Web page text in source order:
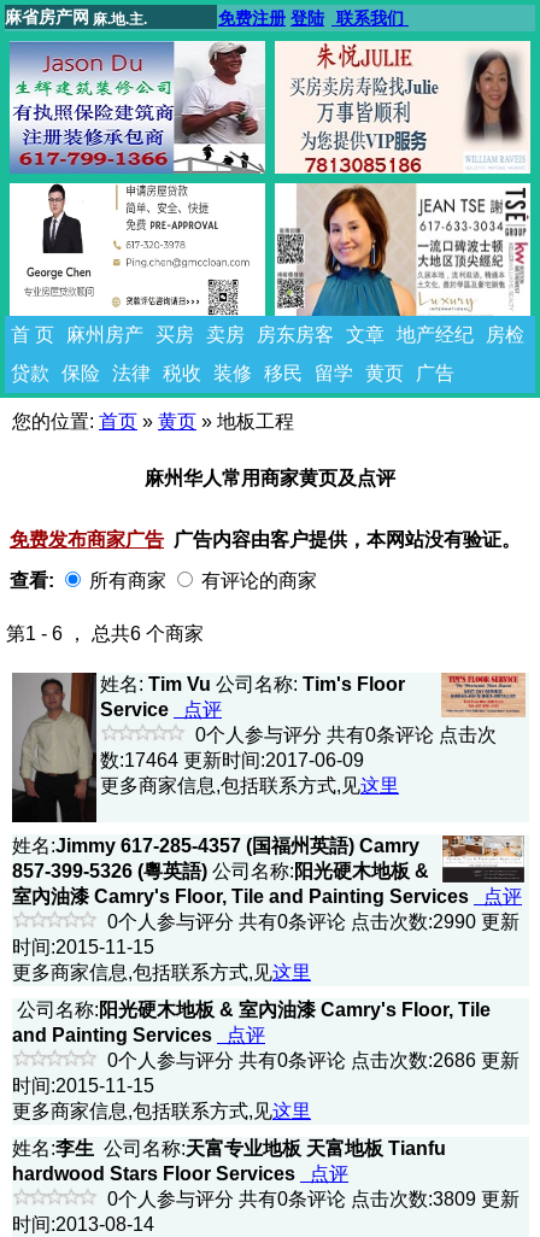
麻省房产网 麻.地.主. 免费注册 登陆 联系我们
首 页 麻州房产 买房 卖房 房东房客 文章 地产经纪
房检
贷款
保险 法律 税收 装修 移民 留学 黄页 广告
您的位置: 首页 » 黄页 » 地板工程
麻州华人常用商家黄页及点评
免费发布商家广告 广告内容由客户提供，本网站没有验证。
查看:
所有商家 有评论的商家
第1 - 6 ， 总共6 个商家
姓名: Tim Vu 公司名称: Tim's Floor
Service
点评
0个人参与评分 共有0条评论 点击次
数:17464 更新时间:2017-06-09
更多商家信息,包括联系方式,见这里
姓名:Jimmy 617-285-4357 (国福州英語) Camry
857-399-5326 (粵英語) 公司名称: 阳光硬木地板 &
室內油漆 Camry's Floor, Tile and Painting Services
点评
0个人参与评分 共有0条评论 点击次数:2990 更新
时间:2015-11-15
更多商家信息,包括联系方式,见这里
公司名称: 阳光硬木地板 & 室內油漆 Camry's Floor, Tile
and Painting Services
点评
0个人参与评分 共有0条评论 点击次数:2686 更新
时间:2015-11-15
更多商家信息,包括联系方式,见这里
姓名:李生 公司名称:天富专业地板 天富地板 Tianfu
hardwood Stars Floor Services
点评
0个人参与评分 共有0条评论 点击次数:3809 更新
时间:2013-08-14